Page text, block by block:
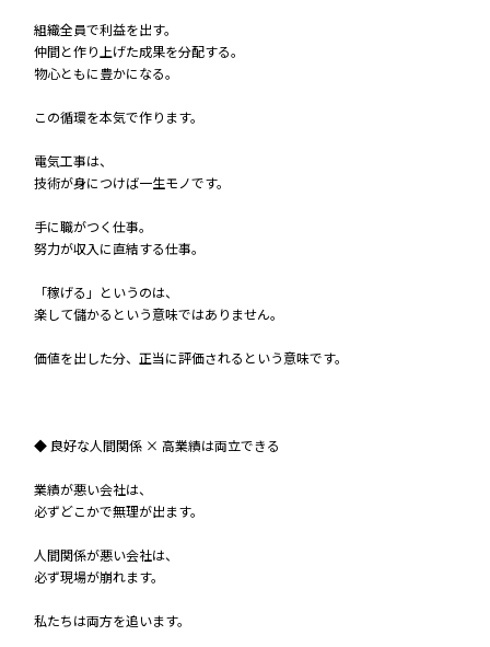
組織全員で利益を出す。
仲間と作り上げた成果を分配する。
物心ともに豊かになる。
この循環を本気で作ります。
電気工事は、
技術が身につけば一生モノです。
手に職がつく仕事。
努力が収入に直結する仕事。
「稼げる」というのは、
楽して儲かるという意味ではありません。
価値を出した分、正当に評価されるという意味です。
◆ 良好な人間関係 × 高業績は両立できる
業績が悪い会社は、
必ずどこかで無理が出ます。
人間関係が悪い会社は、
必ず現場が崩れます。
私たちは両方を追います。